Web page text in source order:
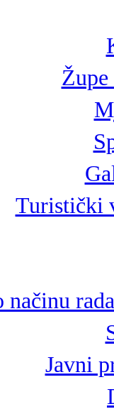
Turistički
Javni